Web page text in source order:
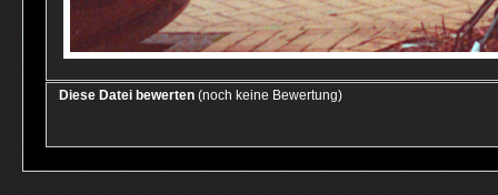
Diese Datei bewerten (noch keine Bewertung)